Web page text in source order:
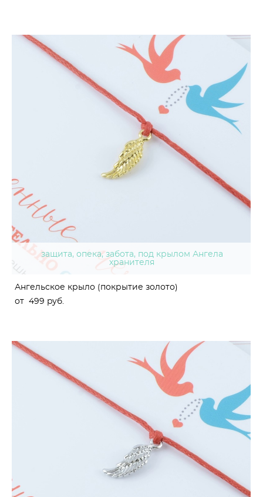
защита, опека, забота, под крылом Ангела
хранителя
Ангельское крыло (покрытие золото)
от 499 pуб.